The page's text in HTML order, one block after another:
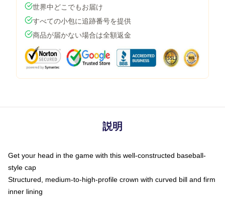
世界中どこでもお届け
すべての小包に追跡番号を提供
商品が届かない場合は全額返金
説明
Get your head in the game with this well-constructed baseball-
style cap
Structured, medium-to-high-profile crown with curved bill and firm
inner lining